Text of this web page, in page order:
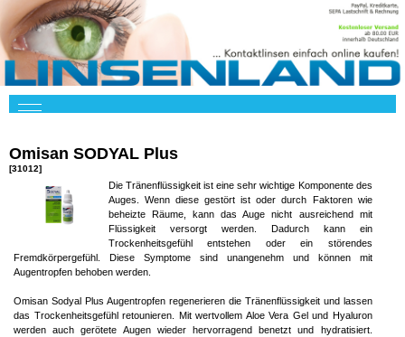
Omisan SODYAL Plus
[31012]
Die Tränenflüssigkeit ist eine sehr wichtige Komponente des
Auges. Wenn diese gestört ist oder durch Faktoren wie
beheizte Räume, kann das Auge nicht ausreichend mit
Flüssigkeit versorgt werden. Dadurch kann ein
Trockenheitsgefühl entstehen oder ein störendes
Fremdkörpergefühl. Diese Symptome sind unangenehm und können mit
Augentropfen behoben werden.
Omisan Sodyal Plus Augentropfen regenerieren die Tränenflüssigkeit und lassen
das Trockenheitsgefühl retounieren. Mit wertvollem Aloe Vera Gel und Hyaluron
werden auch gerötete Augen wieder hervorragend benetzt und hydratisiert.